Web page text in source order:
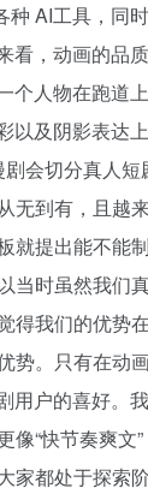
AI工具，
，动画的品
人物在跑道
及阴影表
会切分真人
到有，且
提出能不
时虽然我
我们的优
。只有在
户的喜好。
“快节奏爽
都处于探